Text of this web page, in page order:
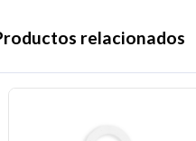
relacionados